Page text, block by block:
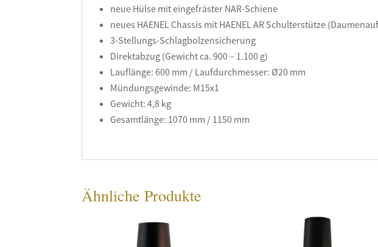
neue Hülse mit eingefräster NAR-Schiene
neues HAENEL Chassis mit HAENEL AR Schulterstütze
3-Stellungs-Schlagbolzensicherung
Direktabzug (Gewicht ca. 900 – 1.100 g)
Lauflänge: 600 mm / Laufdurchmesser: Ø20 mm
Mündungsgewinde: M15x1
Gewicht: 4,8 kg
Gesamtlänge: 1070 mm / 1150 mm
Ähnliche Produkte